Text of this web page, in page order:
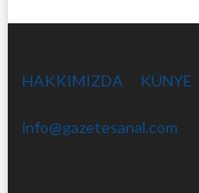
HAKKIMIZDA KÜNYE
info@gazetesanal.com